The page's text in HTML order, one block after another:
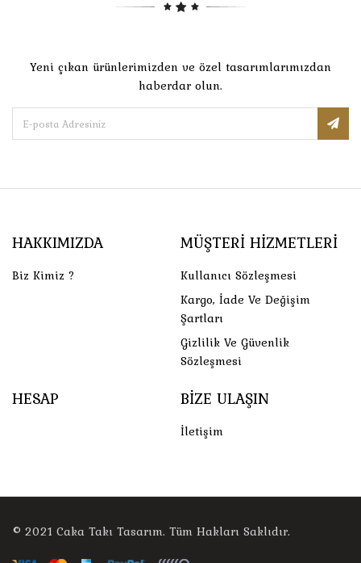
Yeni çıkan ürünlerimizden ve özel tasarımlarımızdan
haberdar olun.
HAKKIMIZDA
Biz Kimiz ?
MÜŞTERI HIZMETLERI
Kullanıcı Sözleşmesi
Kargo, İade Ve Değişim
Şartları
Gizlilik Ve Güvenlik
Sözleşmesi
HESAP BIZE ULAŞIN
İletişim
© 2021 Caka Takı Tasarım. Tüm Hakları Saklıdır.